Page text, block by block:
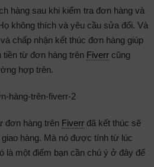
hàng sau khi kiểm tra đơn hàng và
không thích và yêu cầu sửa đổi. Và
chấp nhận kết thúc đơn hàng giúp
tiền từ đơn hàng trên Fiverr cũng
hợp trên.
đơn hàng trên Fiverr đã kết thúc sẽ
hàng. Mà nó được tính từ lúc
là một điểm bạn cần chú ý ở đây để